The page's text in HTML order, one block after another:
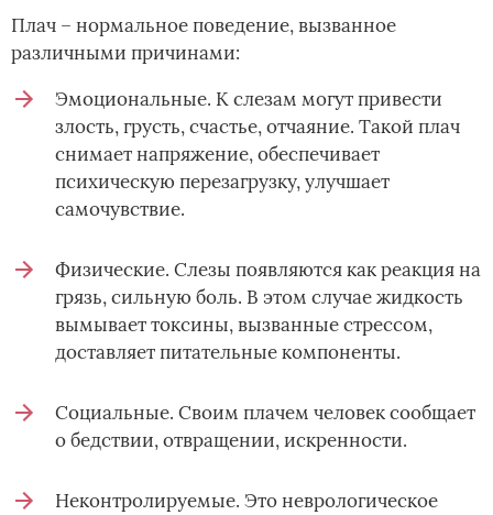
Плач – нормальное поведение, вызванное
различными причинами:
Эмоциональные. К слезам могут привести
злость, грусть, счастье, отчаяние. Такой плач
снимает напряжение, обеспечивает
психическую перезагрузку, улучшает
самочувствие.
Физические. Слезы появляются как реакция на
грязь, сильную боль. В этом случае жидкость
вымывает токсины, вызванные стрессом,
доставляет питательные компоненты.
Социальные. Своим плачем человек сообщает
о бедствии, отвращении, искренности.
Неконтролируемые. Это неврологическое